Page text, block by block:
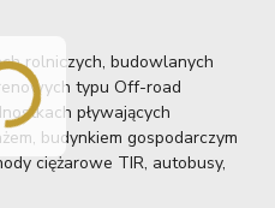
rolniczych, budowlanych
typu Off-road
pływających
budynkiem gospodarczym
ciężarowe TIR, autobusy,